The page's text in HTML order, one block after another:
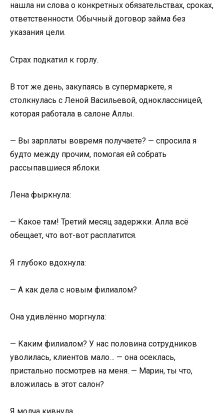
нашла ни слова о конкретных обязательствах, сроках,
ответственности. Обычный договор займа без
указания цели.
Страх подкатил к горлу.
В тот же день, закупаясь в супермаркете, я
столкнулась с Леной Васильевой, одноклассницей,
которая работала в салоне Аллы.
— Вы зарплаты вовремя получаете? — спросила я
будто между прочим, помогая ей собрать
рассыпавшиеся яблоки.
Лена фыркнула:
— Какое там! Третий месяц задержки. Алла всё
обещает, что вот-вот расплатится.
Я глубоко вдохнула:
— А как дела с новым филиалом?
Она удивлённо моргнула:
— Каким филиалом? У нас половина сотрудников
уволилась, клиентов мало… — она осеклась,
пристально посмотрев на меня. — Марин, ты что,
вложилась в этот салон?